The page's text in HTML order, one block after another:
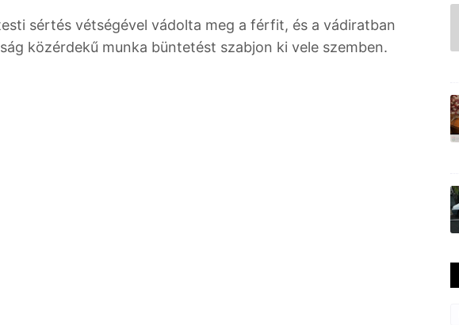
sértés vétségével vádolta meg a férfit, és a vádiratban
közérdekű munka büntetést szabjon ki vele szemben.